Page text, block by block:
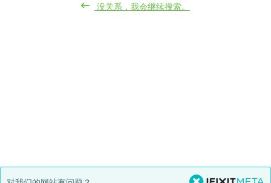
没关系，我会继续搜索。